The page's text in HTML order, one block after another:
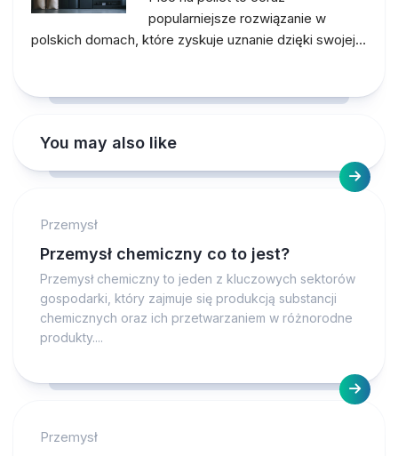
popularniejsze rozwiązanie w
polskich domach, które zyskuje uznanie dzięki swojej…
You may also like
Przemysł
Przemysł chemiczny co to jest?
Przemysł chemiczny to jeden z kluczowych sektorów
gospodarki, który zajmuje się produkcją substancji
chemicznych oraz ich przetwarzaniem w różnorodne
produkty....
Przemysł